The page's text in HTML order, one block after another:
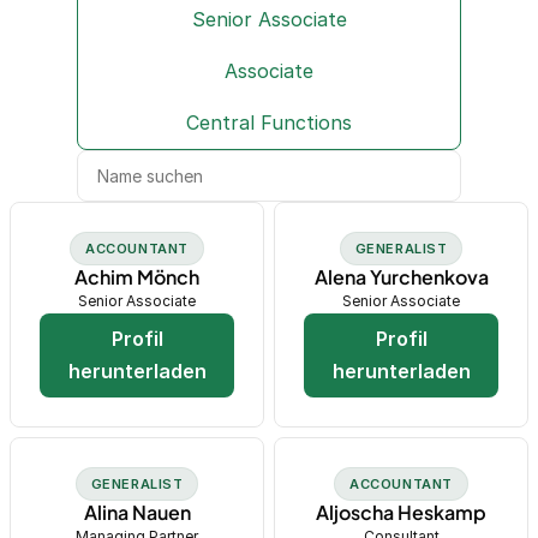
Senior Associate
Associate
Central Functions
ACCOUNTANT
Achim Mönch
Senior Associate
Profil
herunterladen
GENERALIST
Alena Yurchenkova
Senior Associate
Profil
herunterladen
GENERALIST
Alina Nauen
ACCOUNTANT
Aljoscha Heskamp